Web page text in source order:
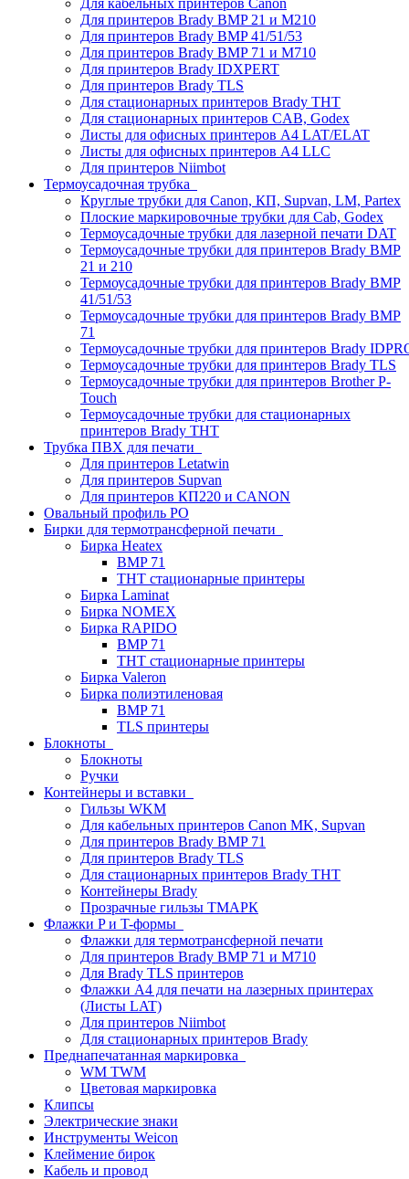
Для кабельных принтеров Canon
Для принтеров Brady BMP 21 и M210
Для принтеров Brady BMP 41/51/53
Для принтеров Brady BMP 71 и M710
Для принтеров Brady IDXPERT
Для принтеров Brady TLS
Для стационарных принтеров Brady THT
Для стационарных принтеров CAB, Godex
Листы для офисных принтеров А4 LAT/ELAT
Листы для офисных принтеров А4 LLC
Для принтеров Niimbot
Термоусадочная трубка
Круглые трубки для Canon, КП, Supvan, LM, Partex
Плоские маркировочные трубки для Cab, Godex
Термоусадочные трубки для лазерной печати DAT
Термоусадочные трубки для принтеров Brady BMP
21 и 210
Термоусадочные трубки для принтеров Brady BMP
41/51/53
Термоусадочные трубки для принтеров Brady BMP
71
Термоусадочные трубки для принтеров Brady
Термоусадочные трубки для принтеров Brady TLS
Термоусадочные трубки для принтеров Brother P-
Touch
Термоусадочные трубки для стационарных
принтеров Brady THT
Трубка ПВХ для печати
Для принтеров Letatwin
Для принтеров Supvan
Для принтеров КП220 и CANON
Овальный профиль PO
Бирки для термотрансферной печати
Бирка Heatex
BMP 71
THT стационарные принтеры
Бирка Laminat
Бирка NOMEX
Бирка RAPIDO
BMP 71
THT стационарные принтеры
Бирка Valeron
Бирка полиэтиленовая
BMP 71
TLS принтеры
Блокноты
Блокноты
Ручки
Контейнеры и вставки
Гильзы WKM
Для кабельных принтеров Canon MK, Supvan
Для принтеров Brady BMP 71
Для принтеров Brady TLS
Для стационарных принтеров Brady THT
Контейнеры Brady
Прозрачные гильзы ТМАРК
Флажки P и T-формы
Флажки для термотрансферной печати
Для принтеров Brady BMP 71 и M710
Для Brady TLS принтеров
Флажки A4 для печати на лазерных принтерах
(Листы LAT)
Для принтеров Niimbot
Для стационарных принтеров Brady
Преднапечатанная маркировка
WM TWM
Цветовая маркировка
Клипсы
Электрические знаки
Инструменты Weicon
Клеймение бирок
Кабель и провод